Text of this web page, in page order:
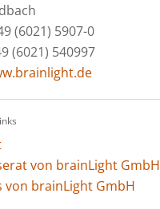
(6021) 5907-0
(6021) 540997
von brainLight GmbH
von brainLight GmbH